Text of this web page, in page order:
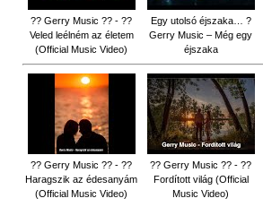
?? Gerry Music ?? - ??
Veled leélném az életem
(Official Music Video)
Egy utolsó éjszaka… ?
Gerry Music – Még egy
éjszaka
?? Gerry Music ?? - ??
Haragszik az édesanyám
(Official Music Video)
?? Gerry Music ?? - ??
Fordított világ (Official
Music Video)